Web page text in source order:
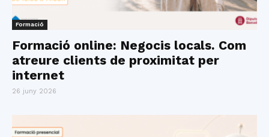
Formació
Formació online: Negocis locals. Com
atreure clients de proximitat per
internet
26 juny 2026